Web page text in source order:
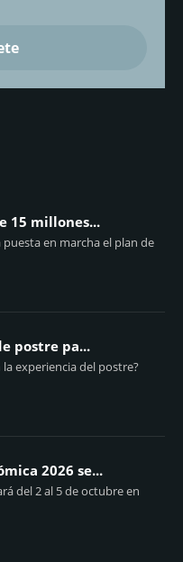
15 millones...
en marcha el plan de
postre pa...
experiencia del postre?
2026 se...
del 2 al 5 de octubre en